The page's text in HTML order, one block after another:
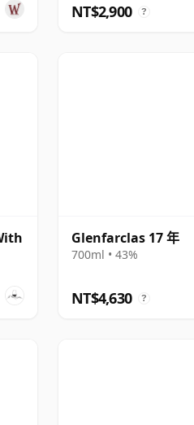
NT$2,900 ?
Glenfarclas 17 年
700ml • 43%
NT$4,630 ?